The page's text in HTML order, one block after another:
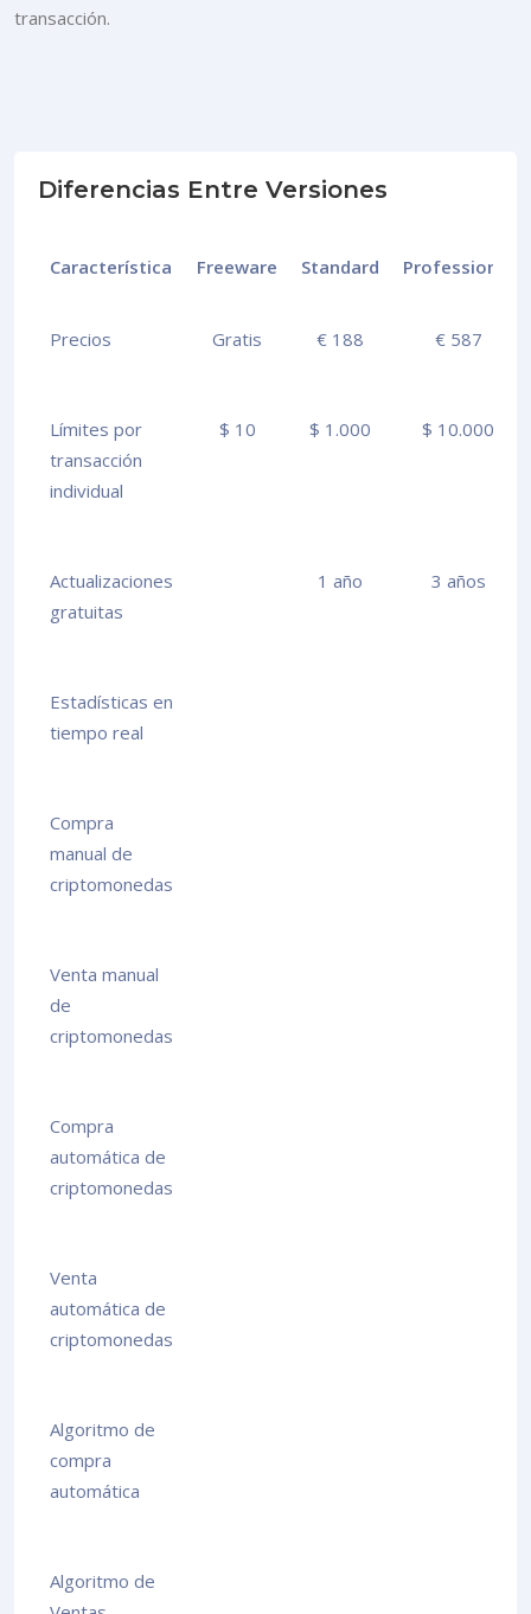
transacción.
Diferencias Entre Versiones
Característica Freeware Standard Professional
Precios Gratis € 188 € 587
Límites por
transacción
individual
$ 10 $ 1.000 $ 10.000
Actualizaciones
gratuitas
1 año 3 años
Estadísticas en
tiempo real
Compra
manual de
criptomonedas
Venta manual
de
criptomonedas
Compra
automática de
criptomonedas
Venta
automática de
criptomonedas
Algoritmo de
compra
automática
Algoritmo de